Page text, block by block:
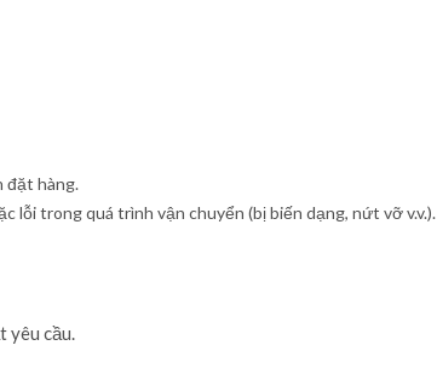
đặt hàng.
lỗi trong quá trình vận chuyển (bị biến dạng, nứt vỡ v.v.).
yêu cầu.